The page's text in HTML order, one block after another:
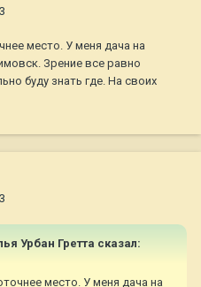
место. У меня дача на
Зрение все равно
буду знать где. На своих
Урбан Гретта сказал:
место. У меня дача на